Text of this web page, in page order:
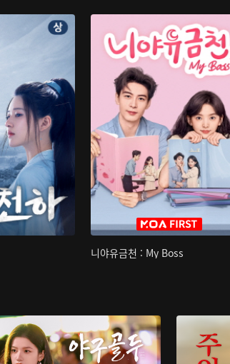
니야유금천 : My Boss